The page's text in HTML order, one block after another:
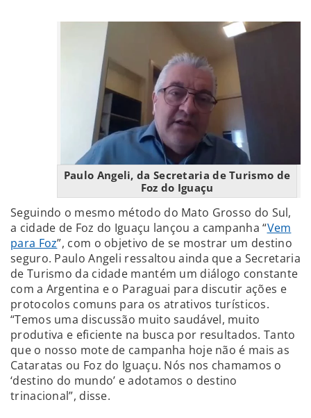
Paulo Angeli, da Secretaria de Turismo de
Foz do Iguaçu
Seguindo o mesmo método do Mato Grosso do Sul,
a cidade de Foz do Iguaçu lançou a campanha “Vem
para Foz”, com o objetivo de se mostrar um destino
seguro. Paulo Angeli ressaltou ainda que a Secretaria
de Turismo da cidade mantém um diálogo constante
com a Argentina e o Paraguai para discutir ações e
protocolos comuns para os atrativos turísticos.
“Temos uma discussão muito saudável, muito
produtiva e eficiente na busca por resultados. Tanto
que o nosso mote de campanha hoje não é mais as
Cataratas ou Foz do Iguaçu. Nós nos chamamos o
‘destino do mundo’ e adotamos o destino
trinacional”, disse.